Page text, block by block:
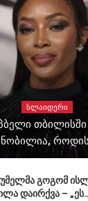
ᲡᲚᲐᲘᲓᲔᲠᲘ
გოგომ
დაირქვა –